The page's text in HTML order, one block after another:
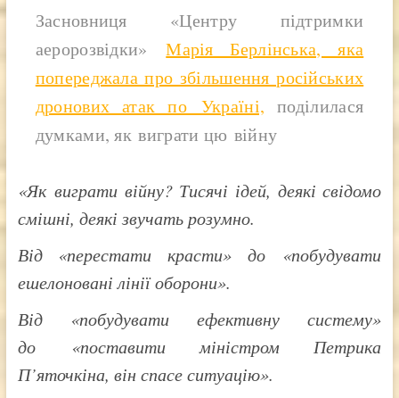
Засновниця «Центру підтримки
аеророзвідки»Марія Берлінська, яка
попереджала про збільшення російських
дронових атак по Україні, поділилася
думками, як виграти цю війну
«Як виграти війну? Тисячі ідей, деякі свідомо
смішні, деякі звучать розумно.
Від «перестати красти» до «побудувати
ешелоновані лінії оборони».
Від «побудувати ефективну систему»
до «поставити міністром Петрика
П’яточкіна, він спасе ситуацію».